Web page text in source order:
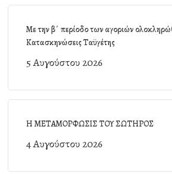
Με την β΄ περίοδο των αγοριών
Κατασκηνώσεις Ταϋγέτης
5 Αυγούστου 2026
Η ΜΕΤΑΜΟΡΦΩΣΙΣ ΤΟΥ ΣΩΤΗΡΟΣ
4 Αυγούστου 2026